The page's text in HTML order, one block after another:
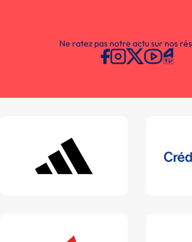
Ne ratez pas notre actu sur nos